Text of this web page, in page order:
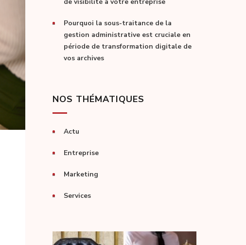
Pourquoi la sous-traitance de la
gestion administrative est cruciale en
période de transformation digitale de
vos archives
NOS THÉMATIQUES
Actu
Entreprise
Marketing
Services